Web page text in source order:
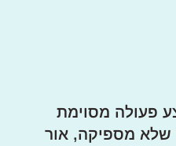
פעולה מסוימת
שלא מספיקה, אור